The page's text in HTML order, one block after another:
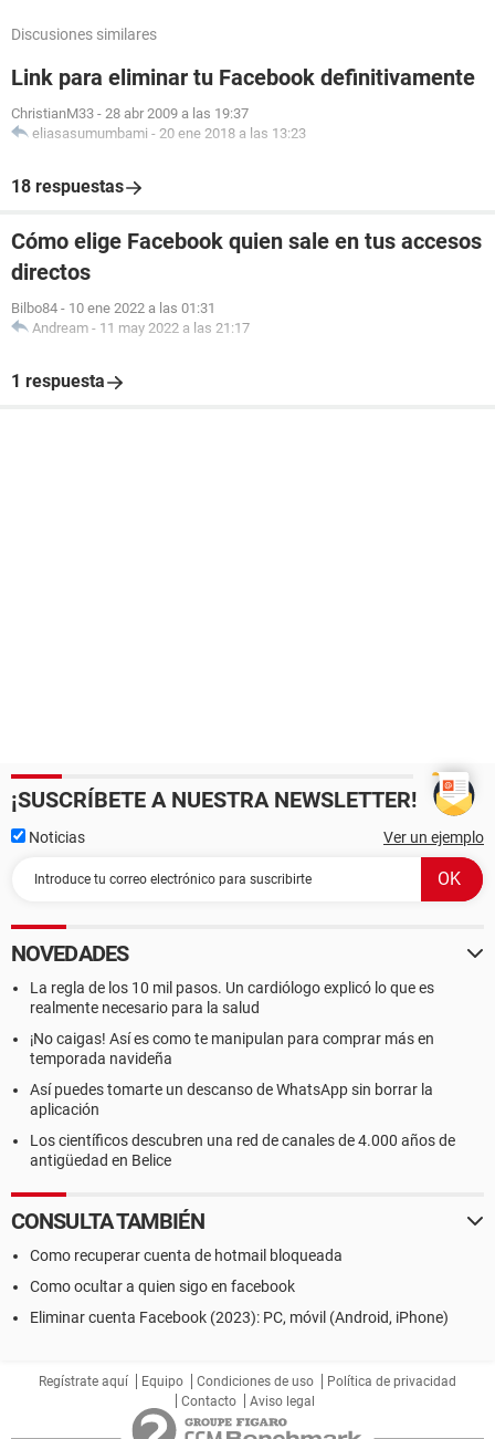
Discusiones similares
Link para eliminar tu Facebook definitivamente
ChristianM33 - 28 abr 2009 a las 19:37
eliasasumumbami - 20 ene 2018 a las 13:23
18 respuestas
Cómo elige Facebook quien sale en tus accesos
directos
Bilbo84 - 10 ene 2022 a las 01:31
Andream - 11 may 2022 a las 21:17
1 respuesta
¡SUSCRÍBETE A NUESTRA NEWSLETTER!
Noticias Ver un ejemplo
NOVEDADES
La regla de los 10 mil pasos. Un cardiólogo explicó lo que es
realmente necesario para la salud
¡No caigas! Así es como te manipulan para comprar más en
temporada navideña
Así puedes tomarte un descanso de WhatsApp sin borrar la
aplicación
Los científicos descubren una red de canales de 4.000 años de
antigüedad en Belice
CONSULTA TAMBIÉN
Como recuperar cuenta de hotmail bloqueada
Como ocultar a quien sigo en facebook
Eliminar cuenta Facebook (2023): PC, móvil (Android, iPhone)
Regístrate aquí Equipo Condiciones de uso
Política de privacidad
Contacto
Aviso legal